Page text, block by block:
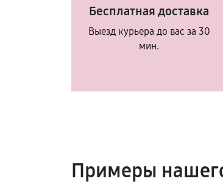
Бесплатная доставка
Выезд курьера до вас за 30
мин.
Примеры